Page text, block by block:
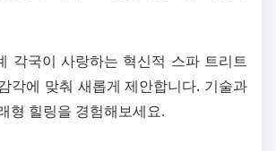
각국이 사랑하는 혁신적 스파 트리트
각에 맞춰 새롭게 제안합니다. 기술과
형 힐링을 경험해보세요.